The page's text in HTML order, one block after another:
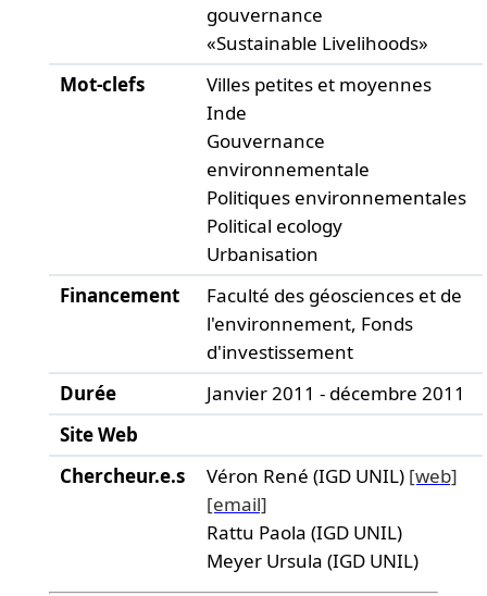
gouvernance
«Sustainable Livelihoods»
Mot-clefs
Villes petites et moyennes
Inde
Gouvernance
environnementale
Politiques environnementales
Political ecology
Urbanisation
Financement
Faculté des géosciences et de
l'environnement, Fonds
d'investissement
Durée
Janvier 2011 - décembre 2011
Site Web
Chercheur.e.s
Véron René (IGD UNIL) [web]
[email]
Rattu Paola (IGD UNIL)
Meyer Ursula (IGD UNIL)